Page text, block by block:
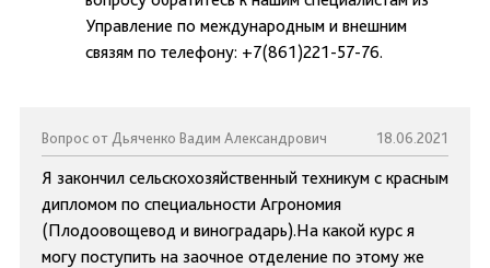
Управление по международным и внешним
связям по телефону: +7(861)221-57-76.
Вопрос от Дьяченко Вадим Александрович 18.06.2021
Я закончил сельскохозяйственный техникум с красным
дипломом по специальности Агрономия
(Плодоовощевод и виноградарь).На какой курс я
могу поступить на заочное отделение по этому же